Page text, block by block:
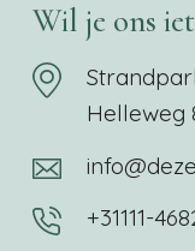
Wil je ons
Helleweg
+31111-